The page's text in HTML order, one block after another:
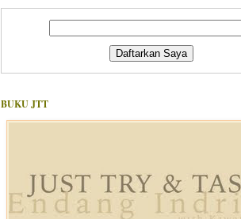
BUKU JTT